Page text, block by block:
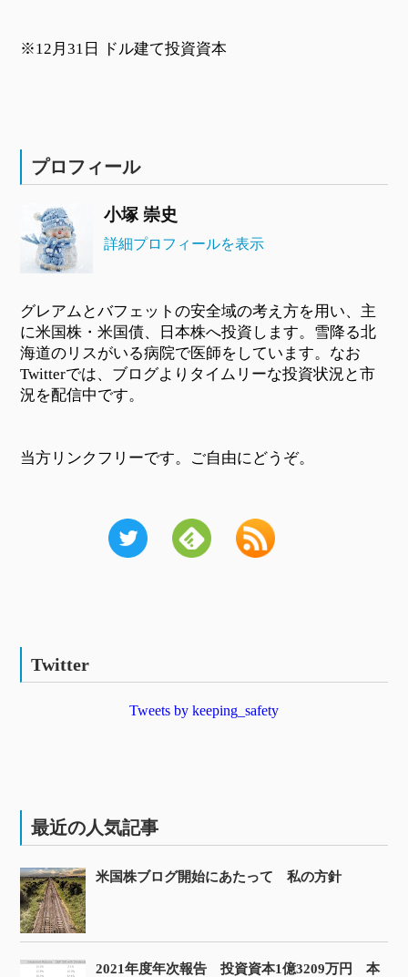
※12月31日 ドル建て投資資本
プロフィール
小塚 崇史
詳細プロフィールを表示
グレアムとバフェットの安全域の考え方を用い、主
に米国株・米国債、日本株へ投資します。雪降る北
海道のリスがいる病院で医師をしています。なお
Twitterでは、ブログよりタイムリーな投資状況と市
況を配信中です。
当方リンクフリーです。ご自由にどうぞ。
Twitter
Tweets by keeping_safety
最近の人気記事
米国株ブログ開始にあたって 私の方針
2021年度年次報告 投資資本1億3209万円 本